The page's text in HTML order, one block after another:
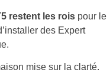
restent les rois pour le
des Expert
mise sur la clarté.